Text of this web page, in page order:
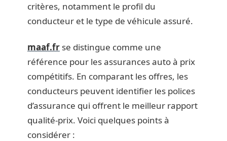
critères, notamment le profil du
conducteur et le type de véhicule assuré.
maaf.fr se distingue comme une
référence pour les assurances auto à prix
compétitifs. En comparant les offres, les
conducteurs peuvent identifier les polices
d’assurance qui offrent le meilleur rapport
qualité-prix. Voici quelques points à
considérer :